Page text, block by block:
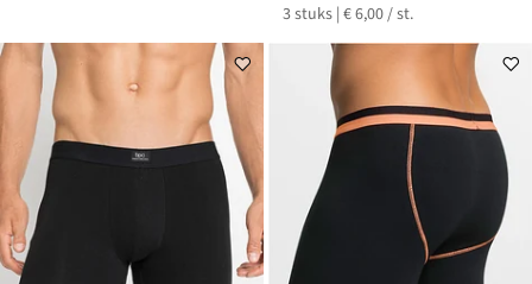
3 stuks | € 6,00 / st.